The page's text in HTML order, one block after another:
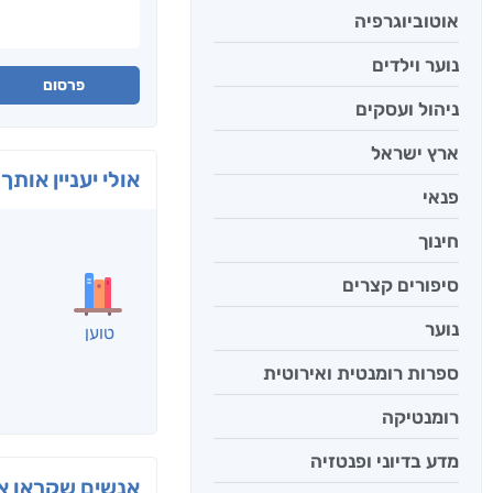
אוטוביוגרפיה
נוער וילדים
ניהול ועסקים
ארץ ישראל
פנאי
חינוך
סיפורים קצרים
נוער
ספרות רומנטית ואירוטית
רומנטיקה
מדע בדיוני ופנטזיה
פרסום
אולי יעניין